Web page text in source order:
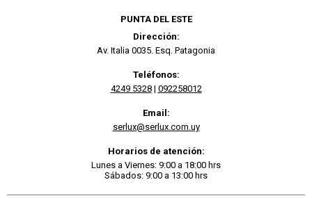
PUNTA DEL ESTE
Dirección:
Av. Italia 0035. Esq. Patagonia
Teléfonos:
4249 5328| 092258012
Email:
serlux@serlux.com.uy
Horarios de atención:
Lunes a Viernes: 9:00 a 18:00 hrs
Sábados: 9:00 a 13:00 hrs